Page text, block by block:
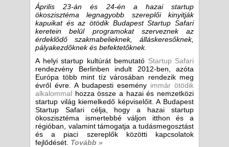
Április 23-án és 24-én a hazai startup
ökoszisztéma legnagyobb szereplői kinyitják
kapuikat és az ötödik Budapest Startup Safari
keretein belül programokat szerveznek az
érdeklődő szakmabelieknek, álláskeresőknek,
pályakezdőknek és befektetőknek.
A helyi startup kultúrát bemutató Startup Safari
rendezvény Berlinben indult 2012-ben, azóta
Európa több mint tíz városában rendezik meg
évről évre. A budapesti esemény immár ötödik
alkalommal hozza össze a hazai és nemzetközi
startup világ kiemelkedő képviselőit. A Budapest
Startup Safari célja, hogy a hazai startup
ökoszisztéma ismertebbé váljon itthon és a
régióban, valamint támogatja a tudásmegosztást
és a piaci szereplők közötti kapcsolatok
fejlődését. Tovább »